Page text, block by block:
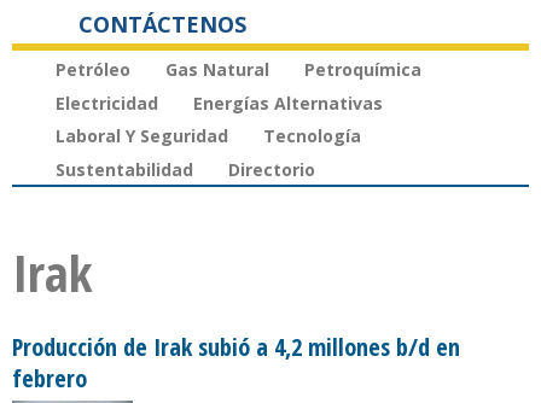
CONTÁCTENOS
Petróleo Gas Natural
Petroquímica
Electricidad
Energías Alternativas
Laboral Y Seguridad
Tecnología
Sustentabilidad
Directorio
Irak
Producción de Irak subió a 4,2 millones b/d en
febrero